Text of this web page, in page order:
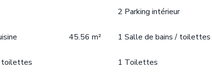
2 Parking intérieur
45.56 m² 1 Salle de bains / toilettes
toilettes 1 Toilettes